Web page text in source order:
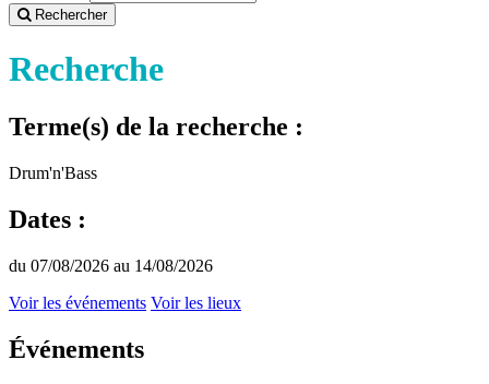
Rechercher
Recherche
Terme(s) de la recherche :
Drum'n'Bass
Dates :
du 07/08/2026 au 14/08/2026
Voir les événements Voir les lieux
Événements